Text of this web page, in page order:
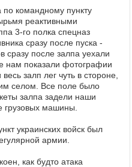
командному пункту
реактивными
3-го полка спецназ
сразу после пуска -
сразу после залпа уехали
нам показали фотографии
залп лег чуть в стороне,
селом. Все поле было
залпа задели наши
грузовых машины.
украинских войск был
армии.
как будто атака